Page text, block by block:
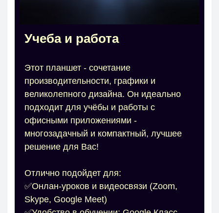
Учеба и работа
Этот планшет - сочетание
производительности, графики и
великолепного дизайна. Он идеально
подходит для учёбы и работы с
офисными приложениями -
многозадачный и компактный, лучшее
решение для Вас!
Отлично подойдет для:
✅Онлан-уроков и видеосвязи (Zoom,
Skype, Google Meet)